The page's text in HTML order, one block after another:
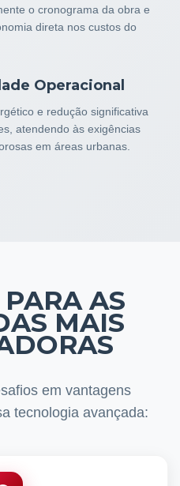
o cronograma da obra e
direta nos custos do
Operacional
e redução significativa
atendendo às exigências
em áreas urbanas.
AS
MAIS
em vantagens
tecnologia avançada: